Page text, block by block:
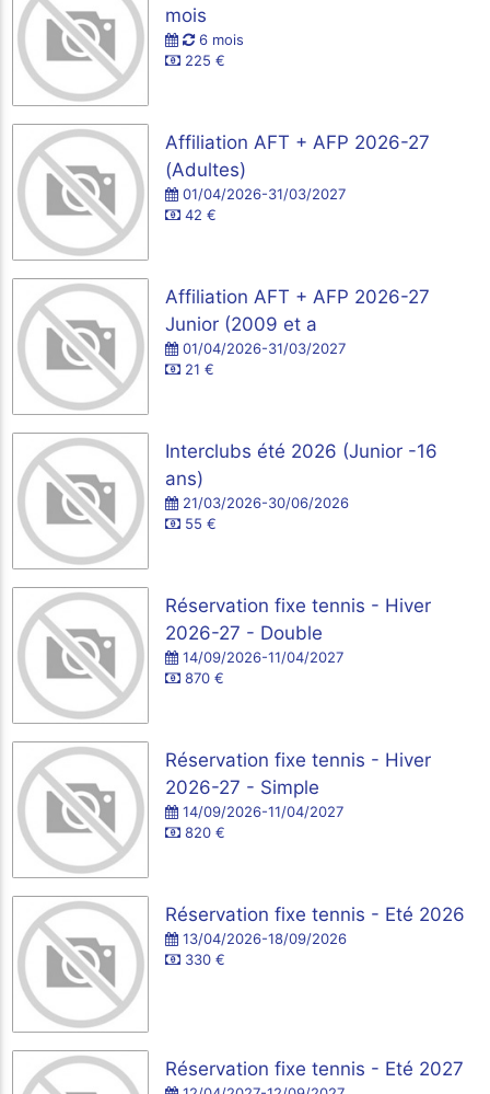
mois
6 mois
225 €
Affiliation AFT + AFP 2026-27
(Adultes)
01/04/2026-31/03/2027
42 €
Affiliation AFT + AFP 2026-27
Junior (2009 et a
01/04/2026-31/03/2027
21 €
Interclubs été 2026 (Junior -16
ans)
21/03/2026-30/06/2026
55 €
Réservation fixe tennis - Hiver
2026-27 - Double
14/09/2026-11/04/2027
870 €
Réservation fixe tennis - Hiver
2026-27 - Simple
14/09/2026-11/04/2027
820 €
Réservation fixe tennis - Eté 2026
13/04/2026-18/09/2026
330 €
Réservation fixe tennis - Eté 2027